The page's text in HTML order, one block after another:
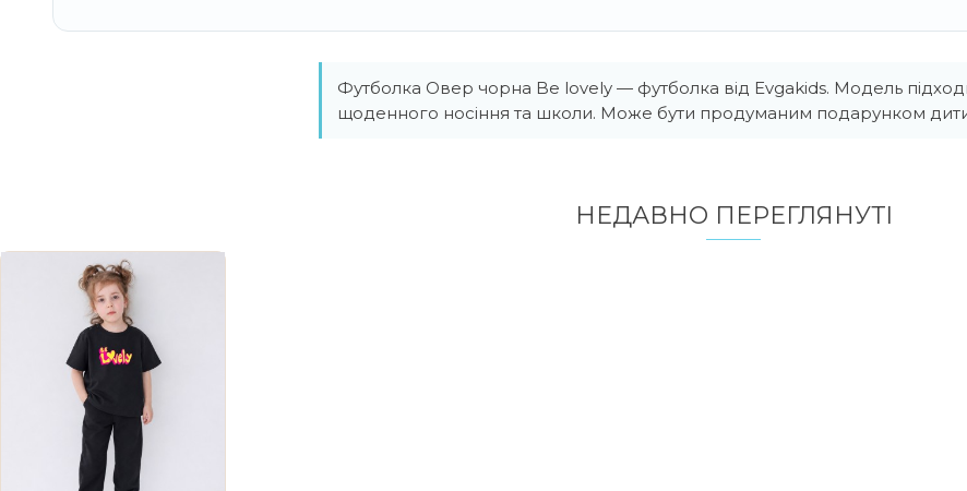
Футболка Овер чорна Be lovely — футболка від Evgakids. Модель
щоденного носіння та школи. Може бути продуманим подарунком
НЕДАВНО ПЕРЕГЛЯНУТI